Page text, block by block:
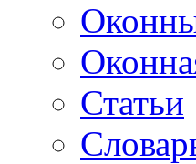
Статьи